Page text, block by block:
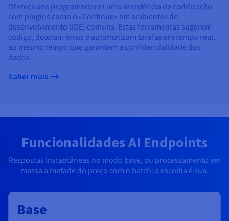
Ofereça aos programadores uma assistência de codificação
com plugins como o «Continue» em ambientes de
desenvolvimento (IDE) comuns. Estas ferramentas sugerem
código, detetam erros e automatizam tarefas em tempo real,
ao mesmo tempo que garantem a confidencialidade dos
dados.
Saber mais
Funcionalidades AI Endpoints
Respostas instantâneas no modo base, ou processamento em
massa a metade do preço com o batch: a escolha é sua.
Base